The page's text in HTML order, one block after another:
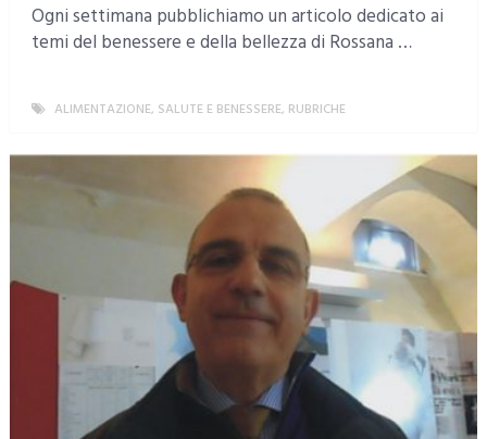
Ogni settimana pubblichiamo un articolo dedicato ai
temi del benessere e della bellezza di Rossana …
ALIMENTAZIONE, SALUTE E BENESSERE, RUBRICHE